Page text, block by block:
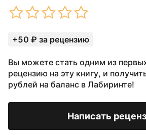
+50 ₽ за рецензию
Вы можете стать одним из
рецензию на эту книгу, и
рублей на баланс в Лабиринте!
Написать